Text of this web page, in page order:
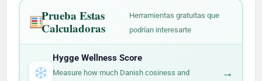
Prueba Estas
Calculadoras
Herramientas gratuitas que
podrían interesarte
Hygge Wellness Score
Measure how much Danish cosiness and
→